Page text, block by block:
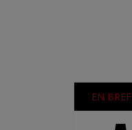
EN BREF